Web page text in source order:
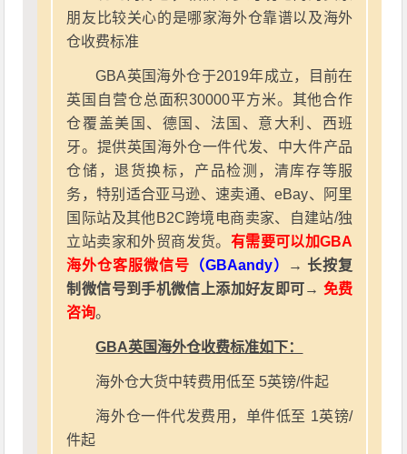
朋友比较关心的是哪家海外仓靠谱以及海外
仓收费标准
GBA英国海外仓于2019年成立，目前在
英国自营仓总面积30000平方米。其他合作
仓覆盖美国、德国、法国、意大利、西班
牙。提供英国海外仓一件代发、中大件产品
仓储，退货换标，产品检测，清库存等服
务，特别适合亚马逊、速卖通、eBay、阿里
国际站及其他B2C跨境电商卖家、自建站/独
立站卖家和外贸商发货。 有需要可以加GBA
海外仓客服微信号 （GBAandy）
→ 长按复
制微信号到手机微信上添加好友即可→ 免费
咨询。
GBA英国海外仓收费标准如下：
海外仓大货中转费用低至 5英镑/件起
海外仓一件代发费用，单件低至 1英镑/
件起